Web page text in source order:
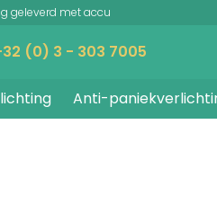
geleverd met accu
(0) 3 - 303 7005
Anti-